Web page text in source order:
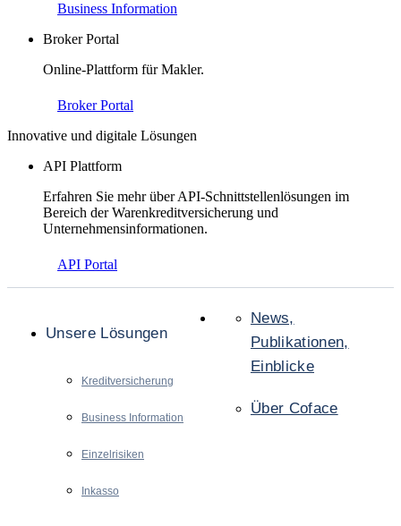
Business Information
Broker Portal
Online-Plattform für Makler.
Broker Portal
Innovative und digitale Lösungen
API Plattform
Erfahren Sie mehr über API-Schnittstellenlösungen im
Bereich der Warenkreditversicherung und
Unternehmensinformationen.
API Portal
Unsere Lösungen
Kreditversicherung
Business Information
Einzelrisiken
Inkasso
News,
Publikationen,
Einblicke
Über Coface